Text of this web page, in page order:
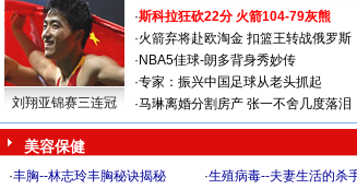
刘翔亚锦赛三连冠
·斯科拉狂砍22分 火箭104-79灰熊
·火箭弃将赴欧淘金 扣篮王转战俄罗斯
· NBA5佳球-朗多背身秀妙传
·专家：振兴中国足球从老头抓起
·马琳离婚分割房产 张一不舍几度落泪
美容保健
·丰胸--林志玲丰胸秘诀揭秘 ·生殖病毒--夫妻生活的杀